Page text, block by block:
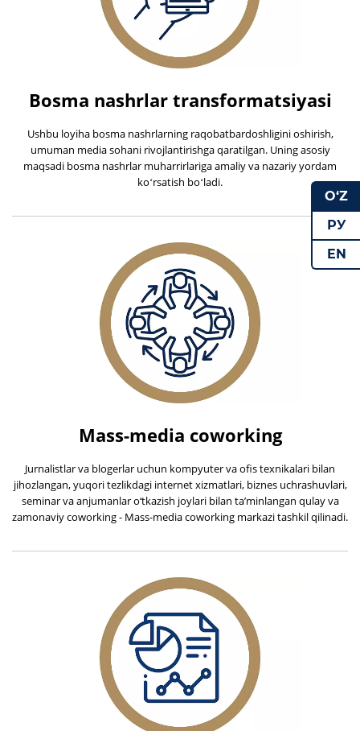
Bosma nashrlar transformatsiyasi
Ushbu loyiha bosma nashrlarning raqobatbardoshligini oshirish,
umuman media sohani rivojlantirishga qaratilgan. Uning asosiy
maqsadi bosma nashrlar muharrirlariga amaliy va nazariy yordam
koʻrsatish boʻladi.
Mass-media coworking
Jurnalistlar va blogerlar uchun kompyuter va ofis texnikalari bilan
jihozlangan, yuqori tezlikdagi internet xizmatlari, biznes uchrashuvlari,
seminar va anjumanlar o‘tkazish joylari bilan taʼminlangan qulay va
zamonaviy coworking - Mass-media coworking markazi tashkil qilinadi.
O‘Z
РУ
EN